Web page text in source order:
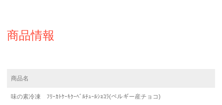
商品情報
商品名
味の素冷凍 ﾌﾘｰｶﾄｹｰｷｸｰﾍﾞﾙﾁｭｰﾙｼｮｺﾗ(ベルギー産チョコ)